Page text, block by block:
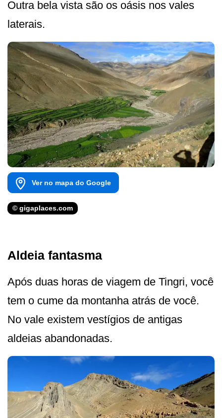
Outra bela vista são os oásis nos vales
laterais.
Ver no mapa do Google
© gigaplaces.com
Aldeia fantasma
Após duas horas de viagem de Tingri, você
tem o cume da montanha atrás de você.
No vale existem vestígios de antigas
aldeias abandonadas.